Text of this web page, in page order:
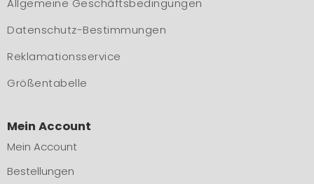
Allgemeine Geschäftsbedingungen
Datenschutz-Bestimmungen
Reklamationsservice
Größentabelle
Mein Account
Mein Account
Bestellungen